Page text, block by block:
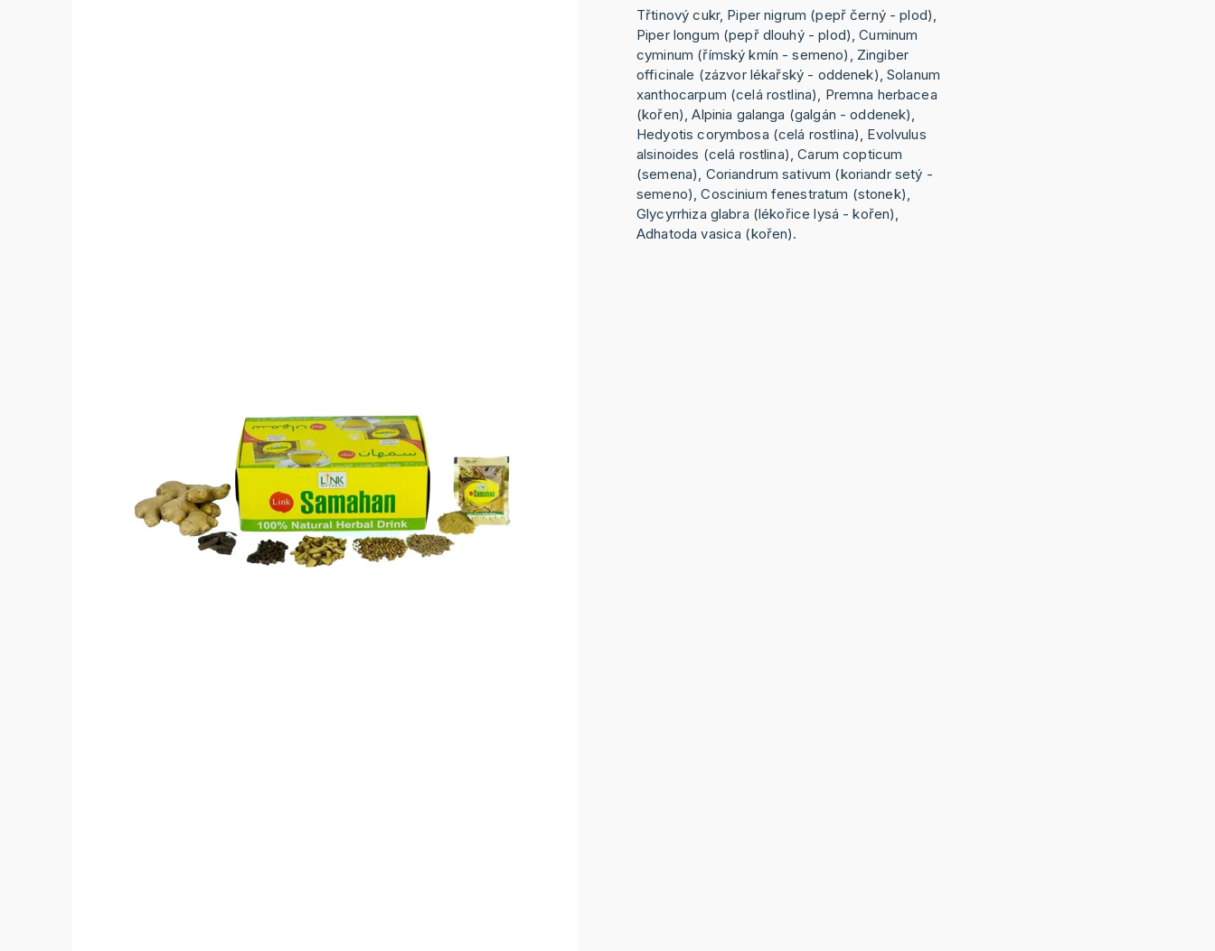
Třtinový cukr, Piper nigrum (pepř černý - plod),
Piper longum (pepř dlouhý - plod), Cuminum
cyminum (římský kmín - semeno), Zingiber
officinale (zázvor lékařský - oddenek), Solanum
xanthocarpum (celá rostlina), Premna herbacea
(kořen), Alpinia galanga (galgán - oddenek),
Hedyotis corymbosa (celá rostlina), Evolvulus
alsinoides (celá rostlina), Carum copticum
(semena), Coriandrum sativum (koriandr setý -
semeno), Coscinium fenestratum (stonek),
Glycyrrhiza glabra (lékořice lysá - kořen),
Adhatoda vasica (kořen).